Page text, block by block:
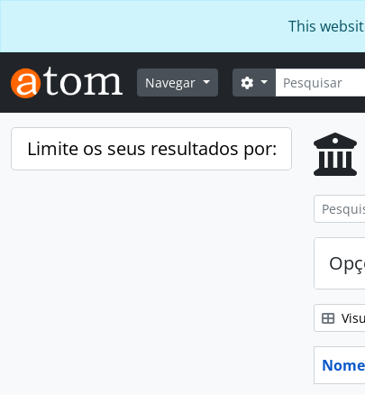
This
Navegar Pesquisar
Opções de busca
Limite os seus resultados por:
Nome